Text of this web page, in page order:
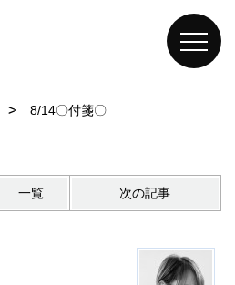
8/14〇付箋〇
一覧 次の記事